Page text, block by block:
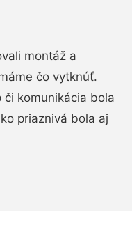
montáž a
čo vytknúť.
či komunikácia bola
priaznivá bola aj